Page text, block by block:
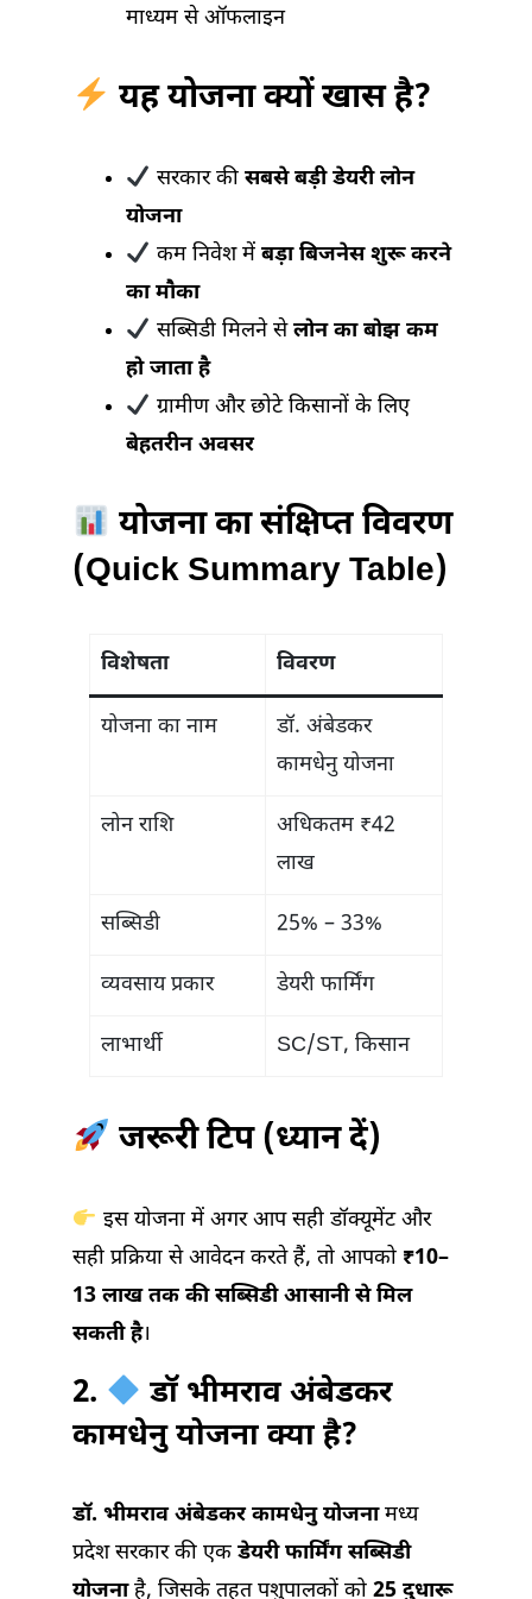
माध्यम से ऑफलाइन
यह योजना क्यों खास है?
सरकार की सबसे बड़ी डेयरी लोन
योजना
कम निवेश में बड़ा बिजनेस शुरू करने
का मौका
सब्सिडी मिलने सेलोन का बोझ कम
हो जाता है
ग्रामीण और छोटे किसानों के लिए
बेहतरीन अवसर
योजना का संक्षिप्त विवरण
(Quick Summary Table)
विशेषता विवरण
योजना का नाम
डॉ. अंबेडकर
कामधेनु योजना
लोन राशि
अधिकतम ₹42
लाख
सब्सिडी 25% – 33%
व्यवसाय प्रकार डेयरी फार्मिंग
लाभार्थी SC/ST, किसान
जरूरी टिप (ध्यान दें)
इस योजना में अगर आप सही डॉक्यूमेंट और
सही प्रक्रिया से आवेदन करते हैं, तो आपको ₹10–
13 लाख तक की सब्सिडी आसानी से मिल
सकती है।
2.
डॉ भीमराव अंबेडकर
कामधेनु योजना क्या है?
डॉ. भीमराव अंबेडकर कामधेनु योजनामध्य
प्रदेश सरकार की एक डेयरी फार्मिंग सब्सिडी
योजनाहै, जिसके तहत पशुपालकों को 25 दुधारू